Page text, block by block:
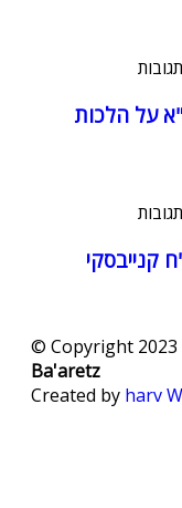
על הלכות
קנייבסקי
© Copyright 2023
Ba'aretz
Created by harv